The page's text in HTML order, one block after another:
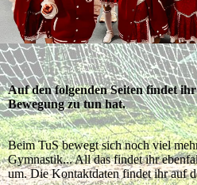
Auf den folgenden Seiten findet
Bewegung zu tun hat.
Beim TuS bewegt sich noch viel
Gymnastik... All das findet ihr
um. Die Kontaktdaten findet ihr auf